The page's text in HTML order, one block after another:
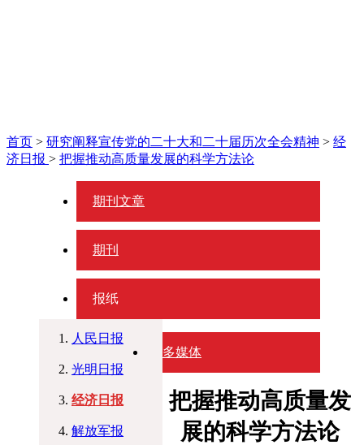
首页 > 研究阐释宣传党的二十大和二十届历次全会精神 > 经
济日报 > 把握推动高质量发展的科学方法论
期刊文章
期刊
报纸
人民日报
光明日报
经济日报
解放军报
多媒体
把握推动高质量发
展的科学方法论